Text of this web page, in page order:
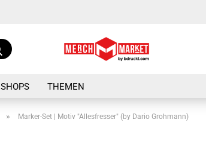
Suche...
SHOPS THEMEN
» Marker-Set | Motiv "Allesfresser" (by Dario Grohmann)